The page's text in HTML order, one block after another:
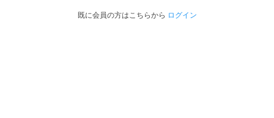
既に会員の方はこちらから ログイン